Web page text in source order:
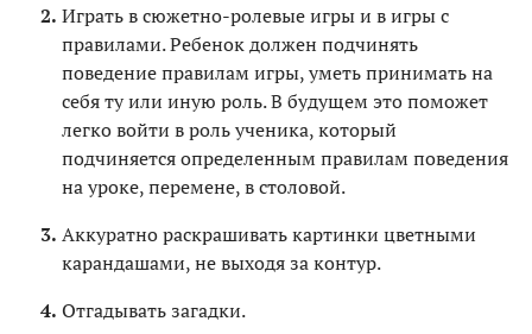
Играть в сюжетно-ролевые игры и в игры с
правилами. Ребенок должен подчинять
поведение правилам игры, уметь принимать на
себя ту или иную роль. В будущем это поможет
легко войти в роль ученика, который
подчиняется определенным правилам поведения
на уроке, перемене, в столовой.
Аккуратно раскрашивать картинки цветными
карандашами, не выходя за контур.
Отгадывать загадки.